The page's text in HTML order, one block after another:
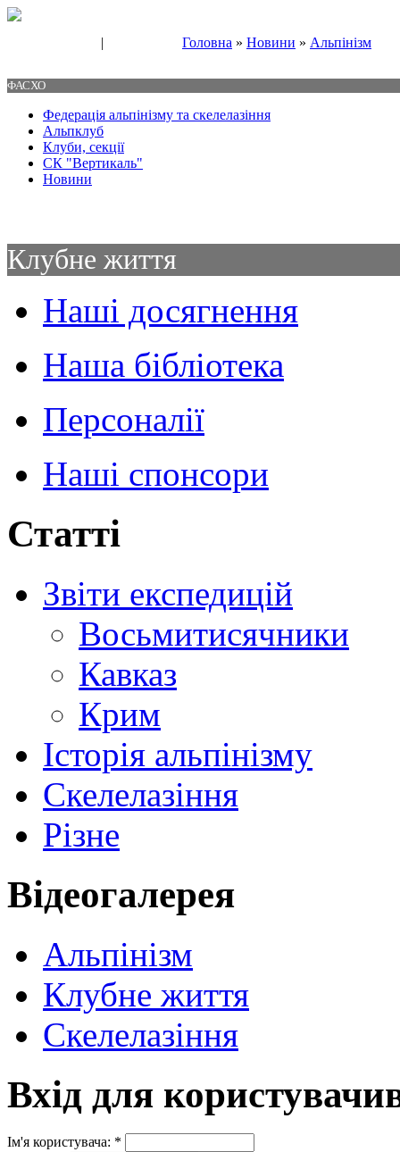
| Головна » Новини » Альпінізм
ФАСХО
Федерація альпінізму та скелелазіння
Альпклуб
Клуби, секції
СК "Вертикаль"
Новини
Клубне життя
Наші досягнення
Наша бібліотека
Персоналії
Наші спонсори
Статті
Звіти експедицій
Восьмитисячники
Кавказ
Крим
Історія альпінізму
Скелелазіння
Різне
Відеогалерея
Альпінізм
Клубне життя
Скелелазіння
Вхід для
Ім'я користувача: *